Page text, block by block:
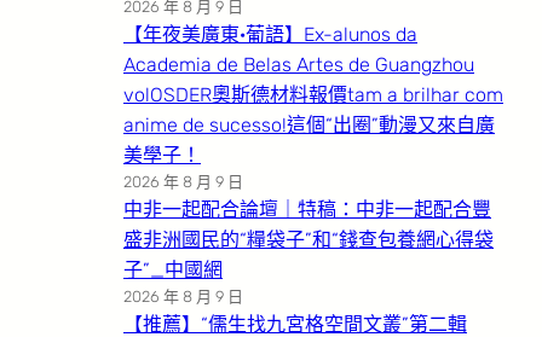
2026 年 8 月 9 日
【年夜美廣東·葡語】Ex-alunos da
Academia de Belas Artes de Guangzhou
volOSDER奧斯德材料報價tam a brilhar com
anime de sucesso!這個“出圈”動漫又來自廣
美學子！
2026 年 8 月 9 日
中非一起配合論壇｜特稿：中非一起配合豐
盛非洲國民的“糧袋子”和“錢查包養網心得袋
子”_中國網
2026 年 8 月 9 日
【推薦】“儒生找九宮格空間文叢”第二輯